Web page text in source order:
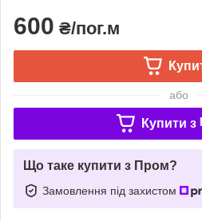
600 ₴/пог.м
або
Купити з
Що таке купити з Пром?
Замовлення під захистом